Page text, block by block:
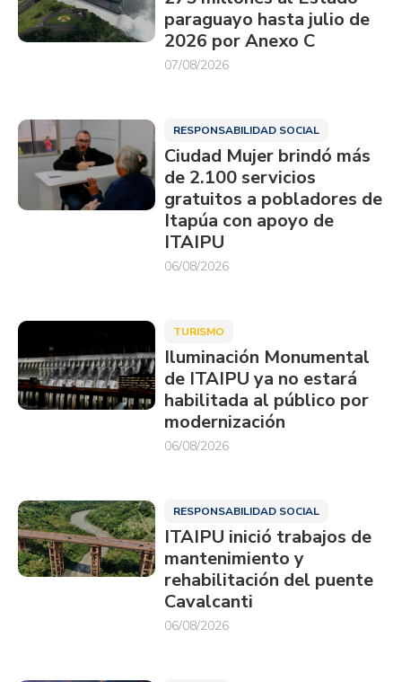
paraguayo hasta julio de
2026 por Anexo C
07/08/2026
RESPONSABILIDAD SOCIAL
Ciudad Mujer brindó más
de 2.100 servicios
gratuitos a pobladores de
Itapúa con apoyo de
ITAIPU
06/08/2026
TURISMO
Iluminación Monumental
de ITAIPU ya no estará
habilitada al público por
modernización
06/08/2026
RESPONSABILIDAD SOCIAL
ITAIPU inició trabajos de
mantenimiento y
rehabilitación del puente
Cavalcanti
06/08/2026